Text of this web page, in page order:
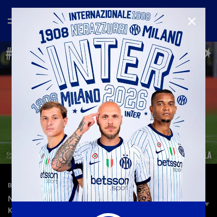
BEST OF 2023/2024—13 giu 2024
NICOLÒ BARELLA | CALL (SOLOMUN REMIX) -
KASABIAN